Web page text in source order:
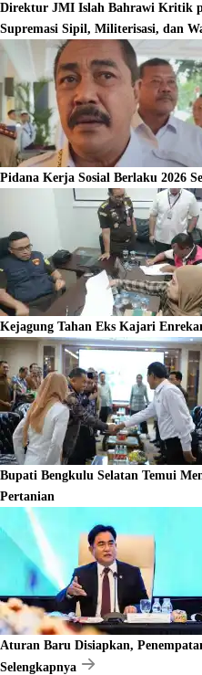
Direktur JMI Islah Bahrawi Kritik
Supremasi Sipil, Militerisasi, dan
Pidana Kerja Sosial Berlaku 2026
Kejagung Tahan Eks Kajari
Bupati Bengkulu Selatan Temui
Pertanian
Aturan Baru Disiapkan,
Selengkapnya